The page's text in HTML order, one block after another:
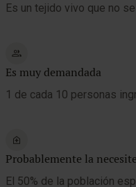
Es un tejido vivo que no
Es muy demandada
1 de cada 10 personas
Probablemente la
El 50% de la población